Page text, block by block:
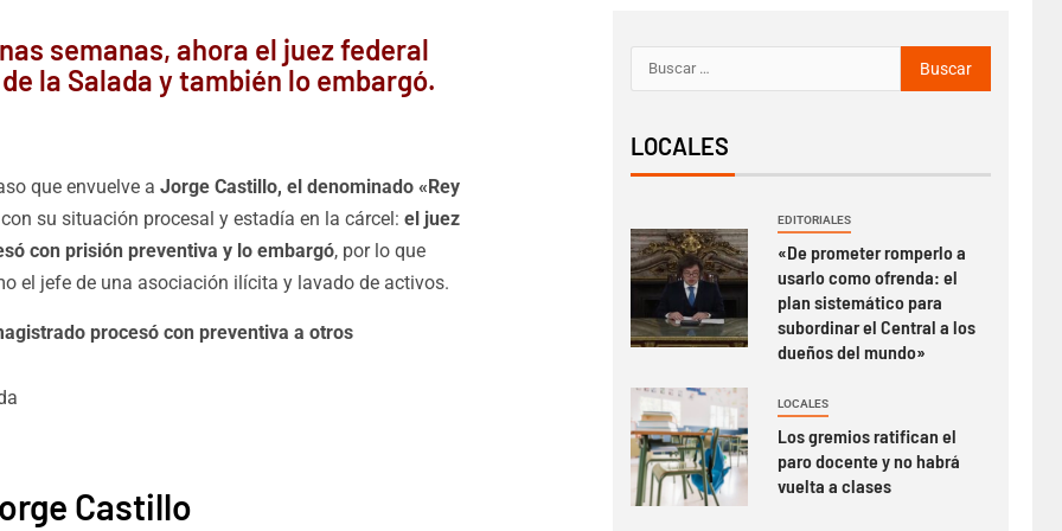
semanas, ahora el juez federal
la Salada y también lo embargó.
que envuelve a Jorge Castillo, el denominado «Rey
su situación procesal y estadía en la cárcel: el juez
con prisión preventiva y lo embargó, por lo que
el jefe de una asociación ilícita y lavado de activos.
procesó con preventiva a otros
Castillo
LOCALES
EDITORIALES
«De prometer romperlo a
usarlo como ofrenda: el
plan sistemático para
subordinar el Central a los
dueños del mundo»
LOCALES
Los gremios ratifican el
paro docente y no habrá
vuelta a clases